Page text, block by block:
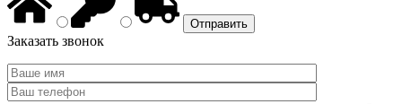
Заказать звонок